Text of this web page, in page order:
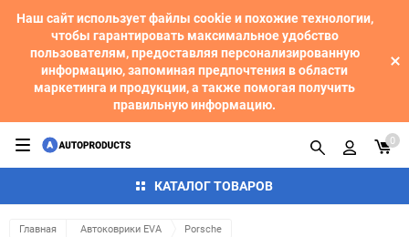
Наш сайт использует файлы cookie и похожие технологии,
чтобы гарантировать максимальное удобство
пользователям, предоставляя персонализированную
информацию, запоминая предпочтения в области
маркетинга и продукции, а также помогая получить
правильную информацию.
КАТАЛОГ ТОВАРОВ
0
Главная Автоковрики EVA Porsche